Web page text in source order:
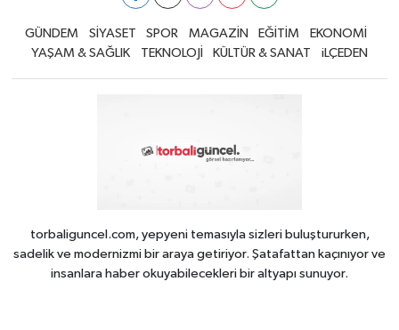
GÜNDEM SİYASET SPOR MAGAZİN EĞİTİM
EKONOMİ
YAŞAM & SAĞLIK
TEKNOLOJİ KÜLTÜR & SANAT iLÇEDEN
torbaliguncel.com, yepyeni temasıyla sizleri buluştururken,
sadelik ve modernizmi bir araya getiriyor. Şatafattan kaçınıyor ve
insanlara haber okuyabilecekleri bir altyapı sunuyor.